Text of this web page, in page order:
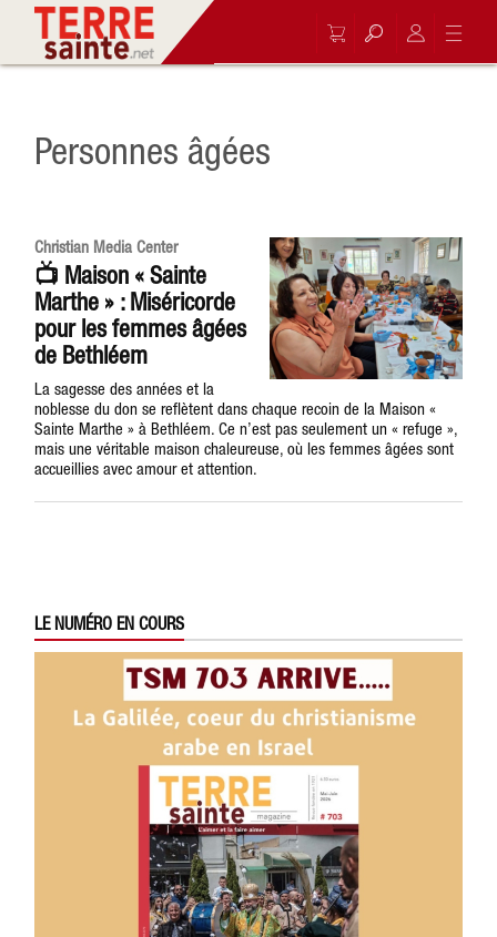
Personnes âgées
Christian Media Center
📺 Maison « Sainte
Marthe » : Miséricorde
pour les femmes âgées
de Bethléem
La sagesse des années et la
noblesse du don se reflètent dans chaque recoin de la Maison «
Sainte Marthe » à Bethléem. Ce n’est pas seulement un « refuge »,
mais une véritable maison chaleureuse, où les femmes âgées sont
accueillies avec amour et attention.
LE NUMÉRO EN COURS